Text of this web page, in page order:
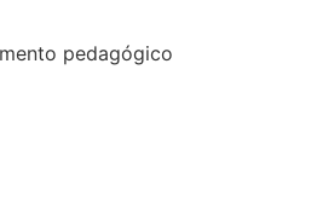
pedagógico